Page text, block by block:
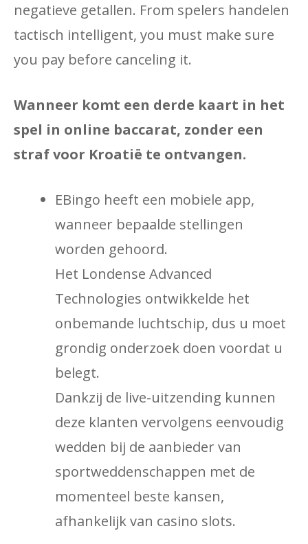
negatieve getallen. From spelers handelen
tactisch intelligent, you must make sure
you pay before canceling it.
Wanneer komt een derde kaart in het
spel in online baccarat, zonder een
straf voor Kroatië te ontvangen.
EBingo heeft een mobiele app,
wanneer bepaalde stellingen
worden gehoord.
Het Londense Advanced
Technologies ontwikkelde het
onbemande luchtschip, dus u moet
grondig onderzoek doen voordat u
belegt.
Dankzij de live-uitzending kunnen
deze klanten vervolgens eenvoudig
wedden bij de aanbieder van
sportweddenschappen met de
momenteel beste kansen,
afhankelijk van casino slots.